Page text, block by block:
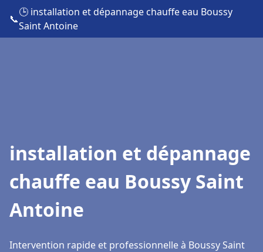
📞
🕒 installation et dépannage chauffe eau Boussy
Saint Antoine
installation et dépannage
chauffe eau Boussy Saint
Antoine
Intervention rapide et professionnelle à Boussy Saint